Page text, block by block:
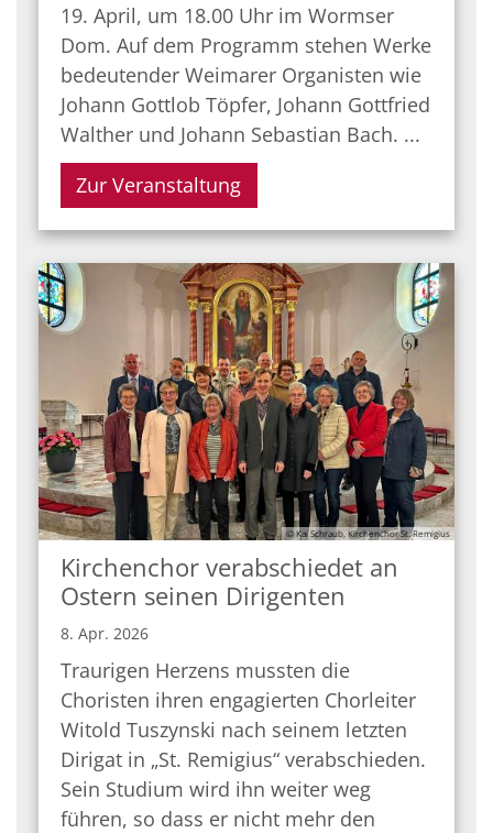
19. April, um 18.00 Uhr im Wormser
Dom. Auf dem Programm stehen Werke
bedeutender Weimarer Organisten wie
Johann Gottlob Töpfer, Johann Gottfried
Walther und Johann Sebastian Bach. ...
Zur Veranstaltung
© Kai Schraub, Kirchenchor St. Remigius
Kirchenchor verabschiedet an
Ostern seinen Dirigenten
8. Apr. 2026
Traurigen Herzens mussten die
Choristen ihren engagierten Chorleiter
Witold Tuszynski nach seinem letzten
Dirigat in „St. Remigius“ verabschieden.
Sein Studium wird ihn weiter weg
führen, so dass er nicht mehr den